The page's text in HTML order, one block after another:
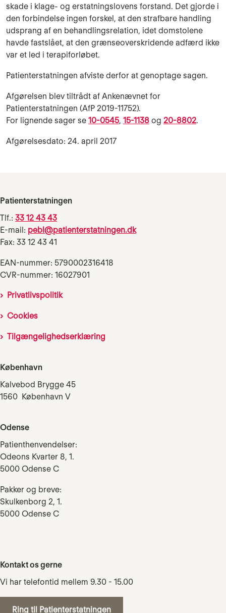
skade i klage- og erstatningslovens forstand. Det gjorde i
den forbindelse ingen forskel, at den strafbare handling
udsprang af en behandlingsrelation, idet domstolene
havde fastslået, at den grænseoverskridende adfærd ikke
var et led i terapiforløbet.
Patienterstatningen afviste derfor at genoptage sagen.
Afgørelsen blev tiltrådt af Ankenævnet for
Patienterstatningen (AfP 2019-11752).
For lignende sager se 10-0545, 15-1138 og 20-8802.
Afgørelsesdato: 24. april 2017
Patienterstatningen
Tlf.: 33 12 43 43
E-mail: pebl@patienterstatningen.dk
Fax: 33 12 43 41
EAN-nummer: 5790002316418
CVR-nummer: 16027901
Privatlivspolitik
Cookies
Tilgængelighedserklæring
København
Kalvebod Brygge 45
1560 København V
Odense
Patienthenvendelser:
Odeons Kvarter 8, 1.
5000 Odense C
Pakker og breve:
Skulkenborg 2, 1.
5000 Odense C
Kontakt os gerne
Vi har telefontid mellem 9.30 - 15.00
Ring til Patienterstatningen